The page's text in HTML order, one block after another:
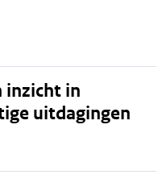
inzicht in
uitdagingen